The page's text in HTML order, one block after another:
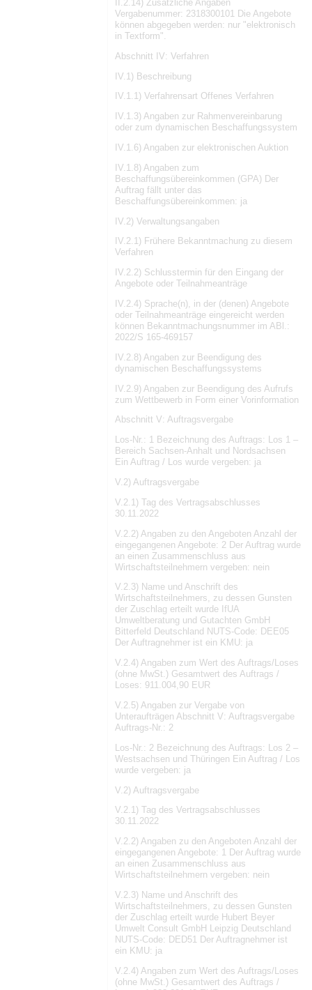
II.2.14) Zusätzliche Angaben
Vergabenummer: 2318300101 Die Angebote
können abgegeben werden: nur "elektronisch
in Textform".
Abschnitt IV: Verfahren
IV.1) Beschreibung
IV.1.1) Verfahrensart Offenes Verfahren
IV.1.3) Angaben zur Rahmenvereinbarung
oder zum dynamischen Beschaffungssystem
IV.1.6) Angaben zur elektronischen Auktion
IV.1.8) Angaben zum
Beschaffungsübereinkommen (GPA) Der
Auftrag fällt unter das
Beschaffungsübereinkommen: ja
IV.2) Verwaltungsangaben
IV.2.1) Frühere Bekanntmachung zu diesem
Verfahren
IV.2.2) Schlusstermin für den Eingang der
Angebote oder Teilnahmeanträge
IV.2.4) Sprache(n), in der (denen) Angebote
oder Teilnahmeanträge eingereicht werden
können Bekanntmachungsnummer im ABl.:
2022/S 165-469157
IV.2.8) Angaben zur Beendigung des
dynamischen Beschaffungssystems
IV.2.9) Angaben zur Beendigung des Aufrufs
zum Wettbewerb in Form einer Vorinformation
Abschnitt V: Auftragsvergabe
Los-Nr.: 1 Bezeichnung des Auftrags: Los 1 –
Bereich Sachsen-Anhalt und Nordsachsen
Ein Auftrag / Los wurde vergeben: ja
V.2) Auftragsvergabe
V.2.1) Tag des Vertragsabschlusses
30.11.2022
V.2.2) Angaben zu den Angeboten Anzahl der
eingegangenen Angebote: 2 Der Auftrag wurde
an einen Zusammenschluss aus
Wirtschaftsteilnehmern vergeben: nein
V.2.3) Name und Anschrift des
Wirtschaftsteilnehmers, zu dessen Gunsten
der Zuschlag erteilt wurde IfUA
Umweltberatung und Gutachten GmbH
Bitterfeld Deutschland NUTS-Code: DEE05
Der Auftragnehmer ist ein KMU: ja
V.2.4) Angaben zum Wert des Auftrags/Loses
(ohne MwSt.) Gesamtwert des Auftrags /
Loses: 911.004,90 EUR
V.2.5) Angaben zur Vergabe von
Unteraufträgen Abschnitt V: Auftragsvergabe
Auftrags-Nr.: 2
Los-Nr.: 2 Bezeichnung des Auftrags: Los 2 –
Westsachsen und Thüringen Ein Auftrag / Los
wurde vergeben: ja
V.2) Auftragsvergabe
V.2.1) Tag des Vertragsabschlusses
30.11.2022
V.2.2) Angaben zu den Angeboten Anzahl der
eingegangenen Angebote: 1 Der Auftrag wurde
an einen Zusammenschluss aus
Wirtschaftsteilnehmern vergeben: nein
V.2.3) Name und Anschrift des
Wirtschaftsteilnehmers, zu dessen Gunsten
der Zuschlag erteilt wurde Hubert Beyer
Umwelt Consult GmbH Leipzig Deutschland
NUTS-Code: DED51 Der Auftragnehmer ist
ein KMU: ja
V.2.4) Angaben zum Wert des Auftrags/Loses
(ohne MwSt.) Gesamtwert des Auftrags /